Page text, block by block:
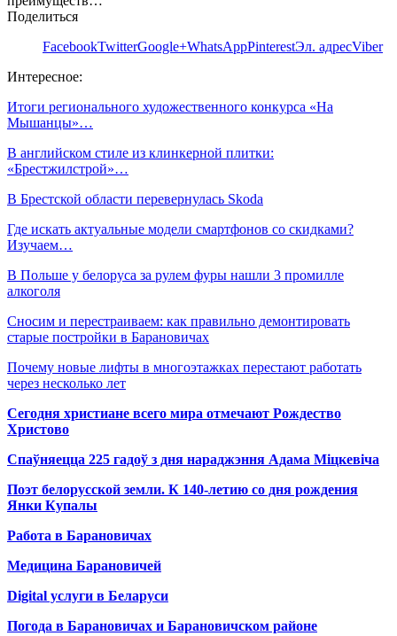
Поделиться
FacebookTwitterGoogle+WhatsAppPinterestЭл. адресViber
Интересное:
Итоги регионального художественного конкурса «На
Мышанцы»…
В английском стиле из клинкерной плитки:
«Брестжилстрой»…
В Брестской области перевернулась Skoda
Где искать актуальные модели смартфонов со скидками?
Изучаем…
В Польше у белоруса за рулем фуры нашли 3 промилле
алкоголя
Сносим и перестраиваем: как правильно демонтировать
старые постройки в Барановичах
Почему новые лифты в многоэтажках перестают работать
через несколько лет
Сегодня христиане всего мира отмечают Рождество
Христово
Спаўняецца 225 гадоў з дня нараджэння Адама Міцкевіча
Поэт белорусской земли. К 140-летию со дня рождения
Янки Купалы
Работа в Барановичах
Медицина Барановичей
Digital услуги в Беларуси
Погода в Барановичах и Барановичском районе